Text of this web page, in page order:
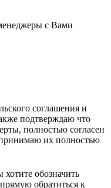
с Вами
соглашения и
подтверждаю что
полностью согласен
их полностью
обозначить
обратиться к